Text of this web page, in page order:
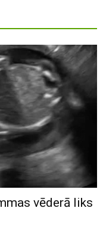
vēderā liks